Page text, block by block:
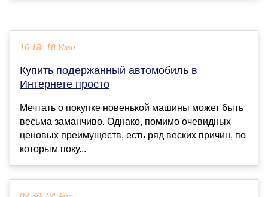
16:18, 18 Июн
Купить подержанный автомобиль в
Интернете просто
Мечтать о покупке новенькой машины может быть
весьма заманчиво. Однако, помимо очевидных
ценовых преимуществ, есть ряд веских причин, по
которым поку...